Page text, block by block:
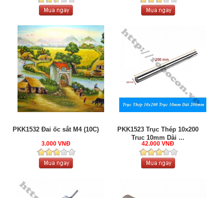
PKK1532 Đai ốc sắt M4 (10C)
3.000 VNĐ
PKK1523 Trục Thép 10x200
Trục 10mm Dài ...
42.000 VNĐ